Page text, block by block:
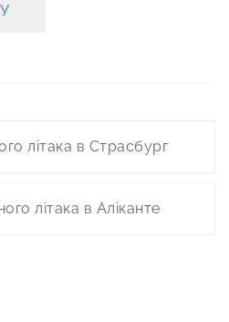
літака в Страсбург
літака в Аліканте